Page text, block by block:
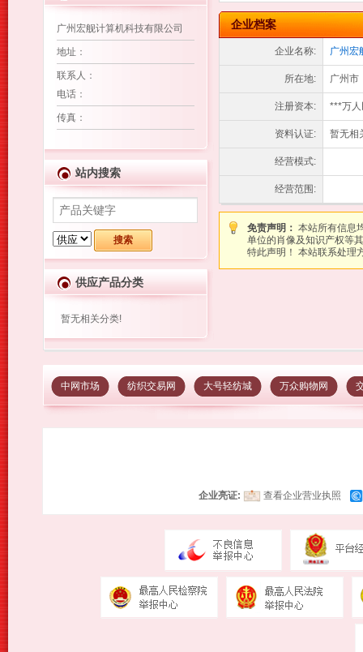
广州宏舰计算机科技有限公司
地址 ：
联系人 ：
电话 ：
传真 ：
站内搜索
供应产品分类
暂无相关分类!
企业档案
企业名称: 广州宏
所在地: 广州市
注册资本: ***万
资料认证: 暂无相
经营模式:
经营范围:
免责声明： 本站所有信息
单位的肖像及知识产权等
特此声明！ 本站联系处理
中网市场 纺织交易网 大号轻纺城 万众购物网
企业亮证: 查看企业营业执照